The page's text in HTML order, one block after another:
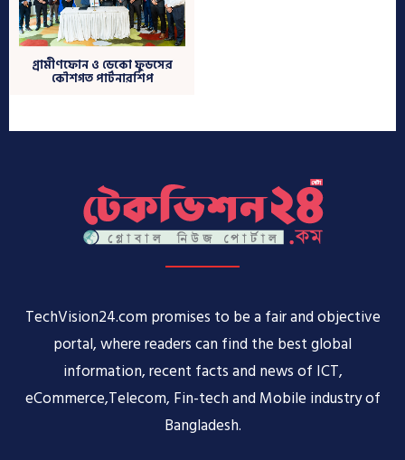
TechVision24.com promises to be a fair and objective
portal, where readers can find the best global
information, recent facts and news of ICT,
eCommerce,Telecom, Fin-tech and Mobile industry of
Bangladesh.